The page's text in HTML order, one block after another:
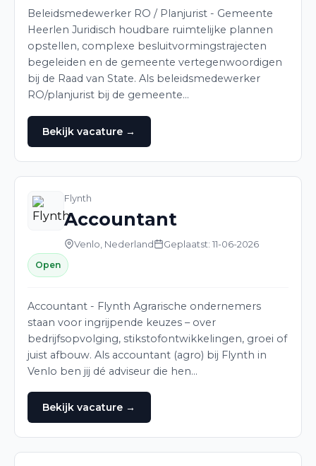
Beleidsmedewerker RO / Planjurist - Gemeente
Heerlen Juridisch houdbare ruimtelijke plannen
opstellen, complexe besluitvormingstrajecten
begeleiden en de gemeente vertegenwoordigen
bij de Raad van State. Als beleidsmedewerker
RO/planjurist bij de gemeente…
Bekijk vacature →
Flynth
Accountant
Venlo, Nederland Geplaatst: 11-06-2026
Open
Accountant - Flynth Agrarische ondernemers
staan voor ingrijpende keuzes – over
bedrijfsopvolging, stikstofontwikkelingen, groei of
juist afbouw. Als accountant (agro) bij Flynth in
Venlo ben jij dé adviseur die hen…
Bekijk vacature →